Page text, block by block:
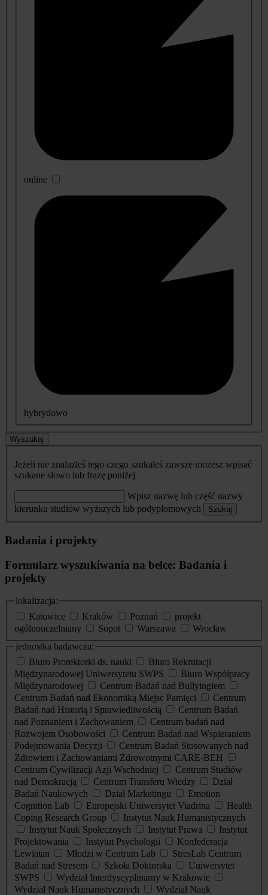
online
hybrydowo
Wyszukaj
Jeżeli nie znalazłeś tego czego szukałeś zawsze możesz wpisać
szukane słowo lub frazę poniżej
Wpisz nazwę lub część nazwy
kierunku studiów wyższych lub podyplomowych
Szukaj
Badania i projekty
Formularz wyszukiwania na belce: Badania i
projekty
lokalizacja:
Katowice
Kraków Poznań
projekt
ogólnouczelniany
Sopot Warszawa
Wrocław
jednostka badawcza:
Biuro Prorektorki ds. nauki
Biuro Rekrutacji
Międzynarodowej Uniwersytetu SWPS
Biuro Współpracy
Międzynarodowej
Centrum Badań nad Bullyingiem
Centrum Badań nad Ekonomiką Miejsc Pamięci
Centrum
Badań nad Historią i Sprawiedliwością
Centrum Badań
nad Poznaniem i Zachowaniem
Centrum badań nad
Rozwojem Osobowości
Centrum Badań nad Wspieraniem
Podejmowania Decyzji
Centrum Badań Stosowanych nad
Zdrowiem i Zachowaniami Zdrowotnymi CARE-BEH
Centrum Cywilizacji Azji Wschodniej
Centrum Studiów
nad Demokracją
Centrum Transferu Wiedzy
Dział
Badań Naukowych
Dział Marketingu
Emotion
Cognition Lab
Europejski Uniwersytet Viadrina
Health
Coping Research Group
Instytut Nauk Humanistycznych
Instytut Nauk Społecznych
Instytut Prawa
Instytut
Projektowania
Instytut Psychologii
Konfederacja
Lewiatan
Młodzi w Centrum Lab
StresLab Centrum
Badań nad Stresem
Szkoła Doktorska
Uniwersytet
SWPS
Wydział Interdyscyplinarny w Krakowie
Wydział Nauk Humanistycznych
Wydział Nauk